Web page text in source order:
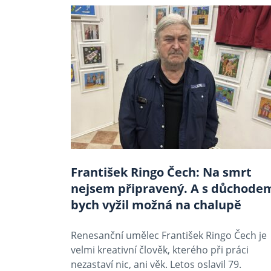
František Ringo Čech: Na smrt
nejsem připravený. A s
bych vyžil možná na chalupě
Renesanční umělec František Ringo Čech je
velmi kreativní člověk, kterého při práci
nezastaví nic, ani věk. Letos oslavil 79.